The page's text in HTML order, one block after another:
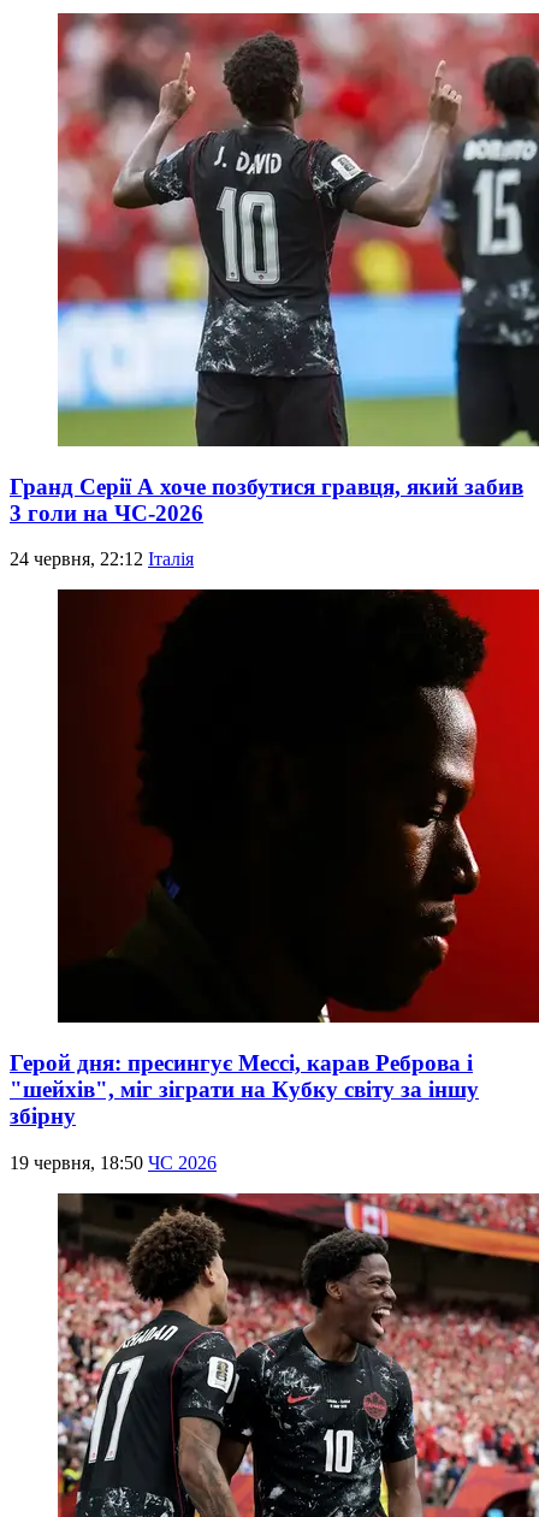
Гранд Серії А хоче позбутися гравця, який забив
3 голи на ЧС-2026
24 червня, 22:12 Італія
Герой дня: пресингує Мессі, карав Реброва і
"шейхів", міг зіграти на Кубку світу за іншу
збірну
19 червня, 18:50 ЧС 2026